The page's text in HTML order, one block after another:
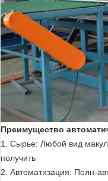
Преимущество
1. Сырье: Любой вид
получить
2. Автоматизация: Полн-